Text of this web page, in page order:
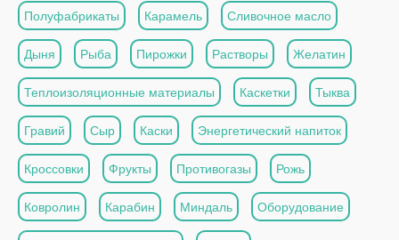
Полуфабрикаты Карамель Сливочное масло
Дыня Рыба Пирожки Растворы Желатин
Теплоизоляционные материалы Каскетки Тыква
Гравий Сыр Каски Энергетический напиток
Кроссовки Фрукты Противогазы Рожь
Ковролин Карабин Миндаль Оборудование